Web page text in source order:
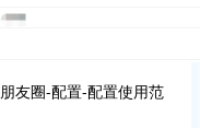
友圈-配置-配置使用范